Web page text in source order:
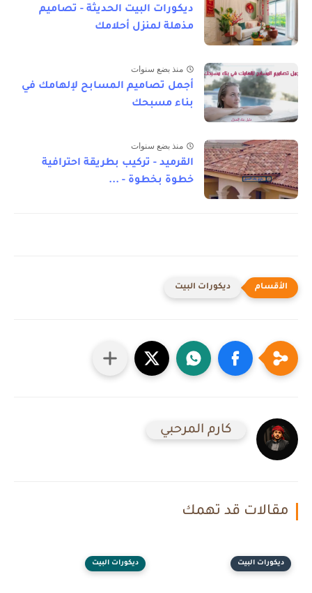
ديكورات البيت الحديثة - تصاميم
مذهلة لمنزل أحلامك
منذ بضع سنوات
أجمل تصاميم المسابح لإلهامك في
بناء مسبحك
منذ بضع سنوات
القرميد - تركيب بطريقة احترافية
خطوة بخطوة - ...
ديكورات البيت
كارم المرحبي
مقالات قد تهمك
ديكورات البيت ديكورات البيت